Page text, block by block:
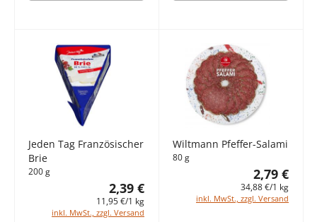
Jeden Tag Französischer
Brie
200 g
2,39 €
11,95 €/1 kg
inkl. MwSt., zzgl. Versand
Wiltmann Pfeffer-Salami
80 g
2,79 €
34,88 €/1 kg
inkl. MwSt., zzgl. Versand